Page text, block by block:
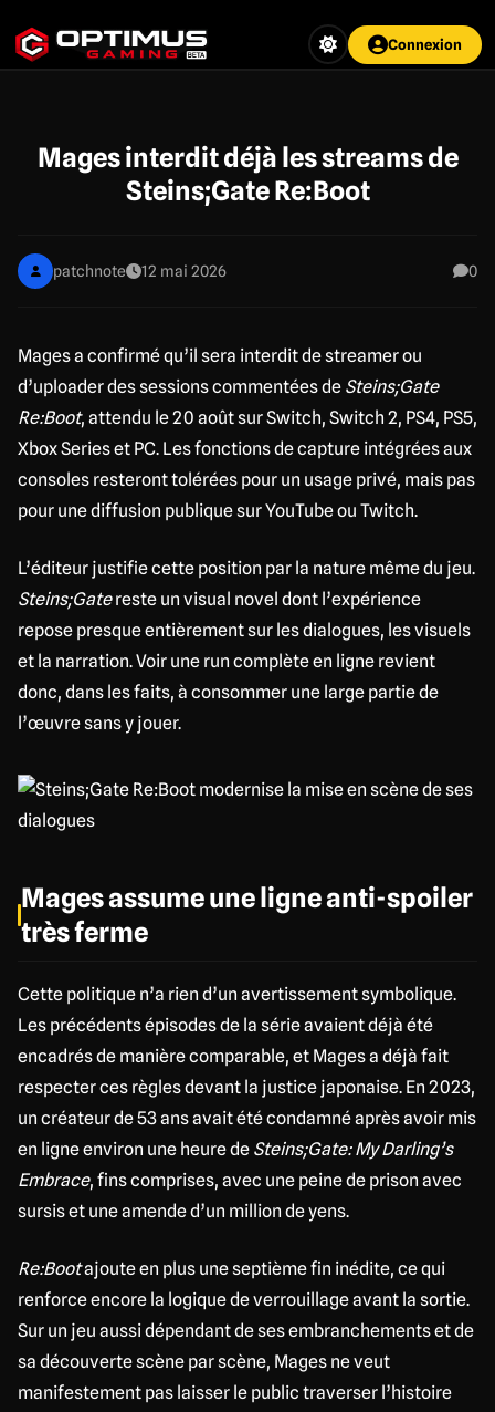
au
contenu
Connexion
Mages interdit déjà les streams de
Steins;Gate Re:Boot
patchnote 12 mai 2026 0
Mages a confirmé qu’il sera interdit de streamer ou
d’uploader des sessions commentées de Steins;Gate
Re:Boot, attendu le 20 août sur Switch, Switch 2, PS4, PS5,
Xbox Series et PC. Les fonctions de capture intégrées aux
consoles resteront tolérées pour un usage privé, mais pas
pour une diffusion publique sur YouTube ou Twitch.
L’éditeur justifie cette position par la nature même du jeu.
Steins;Gatereste un visual novel dont l’expérience
repose presque entièrement sur les dialogues, les visuels
et la narration. Voir une run complète en ligne revient
donc, dans les faits, à consommer une large partie de
l’œuvre sans y jouer.
Mages assume une ligne anti-spoiler
très ferme
Cette politique n’a rien d’un avertissement symbolique.
Les précédents épisodes de la série avaient déjà été
encadrés de manière comparable, et Mages a déjà fait
respecter ces règles devant la justice japonaise. En 2023,
un créateur de 53 ans avait été condamné après avoir mis
en ligne environ une heure de Steins;Gate: My Darling’s
Embrace, fins comprises, avec une peine de prison avec
sursis et une amende d’un million de yens.
Re:Bootajoute en plus une septième fin inédite, ce qui
renforce encore la logique de verrouillage avant la sortie.
Sur un jeu aussi dépendant de ses embranchements et de
sa découverte scène par scène, Mages ne veut
manifestement pas laisser le public traverser l’histoire